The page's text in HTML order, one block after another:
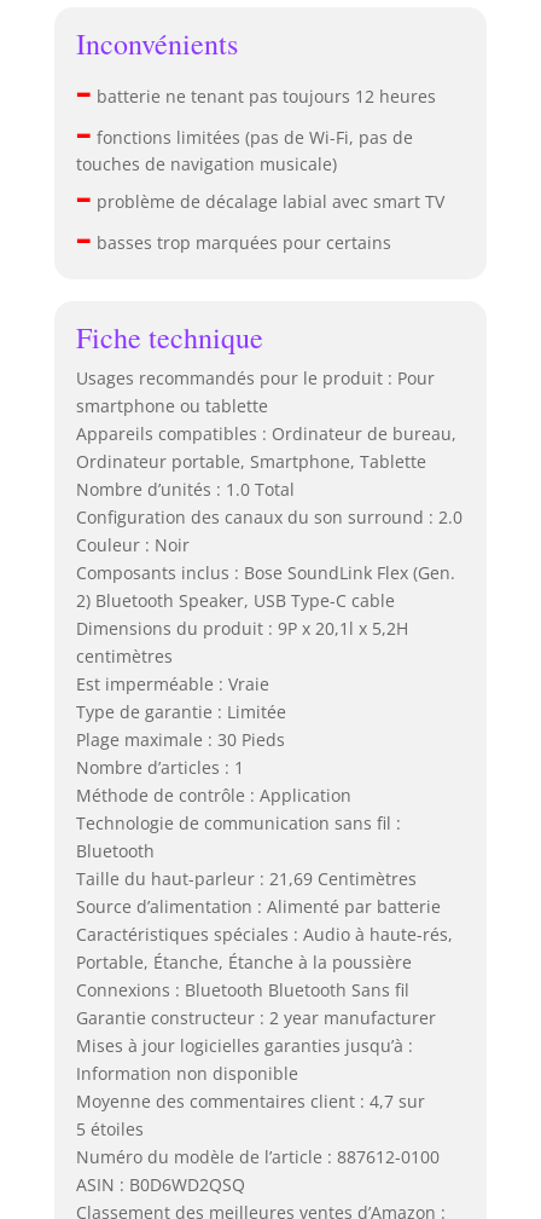
Inconvénients
– batterie ne tenant pas toujours 12 heures
– fonctions limitées (pas de Wi-Fi, pas de
touches de navigation musicale)
– problème de décalage labial avec smart TV
– basses trop marquées pour certains
Fiche technique
Usages recommandés pour le produit : Pour
smartphone ou tablette
Appareils compatibles : Ordinateur de bureau,
Ordinateur portable, Smartphone, Tablette
Nombre d’unités : 1.0 Total
Configuration des canaux du son surround : 2.0
Couleur : Noir
Composants inclus : Bose SoundLink Flex (Gen.
2) Bluetooth Speaker, USB Type-C cable
Dimensions du produit : 9P x 20,1l x 5,2H
centimètres
Est imperméable : Vraie
Type de garantie : Limitée
Plage maximale : 30 Pieds
Nombre d’articles : 1
Méthode de contrôle : Application
Technologie de communication sans fil :
Bluetooth
Taille du haut-parleur : 21,69 Centimètres
Source d’alimentation : Alimenté par batterie
Caractéristiques spéciales : Audio à haute-rés,
Portable, Étanche, Étanche à la poussière
Connexions : Bluetooth Bluetooth Sans fil
Garantie constructeur : 2 year manufacturer
Mises à jour logicielles garanties jusqu’à :
Information non disponible
Moyenne des commentaires client : 4,7 sur
5 étoiles
Numéro du modèle de l’article : 887612-0100
ASIN : B0D6WD2QSQ
Classement des meilleures ventes d’Amazon :